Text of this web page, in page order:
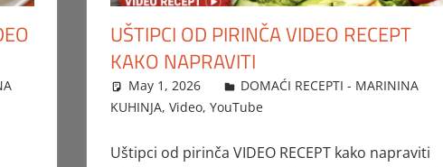
UŠTIPCI OD PIRINČA VIDEO RECEPT
KAKO NAPRAVITI
May 1, 2026 FTorgAdmin
DOMAĆI RECEPTI - MARININA
KUHINJA, Video, YouTube
Uštipci od pirinča VIDEO RECEPT kako napraviti